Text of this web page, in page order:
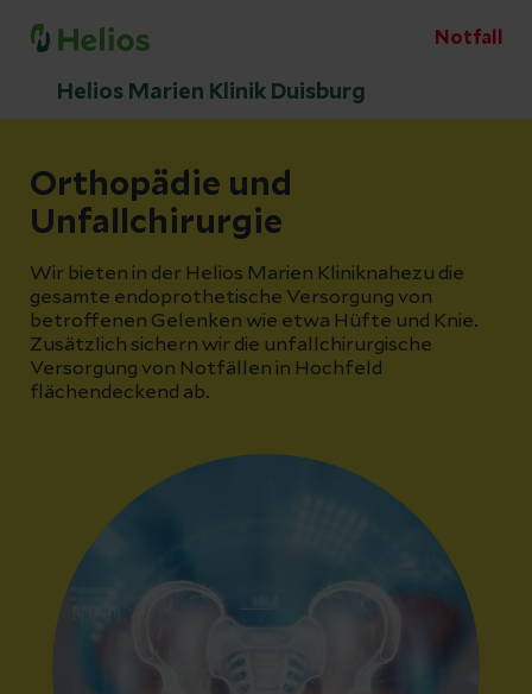
Notfall
Helios Marien Klinik Duisburg
Orthopädie und
Unfallchirurgie
Wir bieten in der Helios Marien Kliniknahezu die
gesamte endoprothetische Versorgung von
betroffenen Gelenken wie etwa Hüfte und Knie.
Zusätzlich sichern wir die unfallchirurgische
Versorgung von Notfällen in Hochfeld
flächendeckend ab.